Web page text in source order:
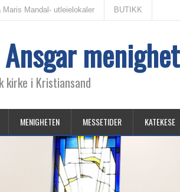
Maris Mandal- utleielokaler BUTIKK
menighet
kirke i Kristiansand
MENIGHETEN MESSETIDER KATEKESE